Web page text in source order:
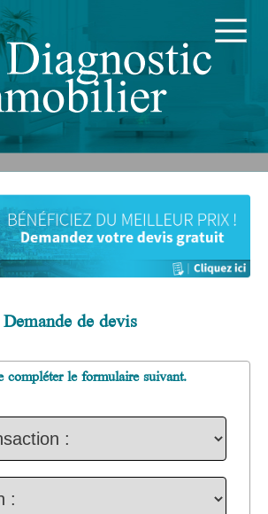
Demande de devis
compléter le formulaire suivant.